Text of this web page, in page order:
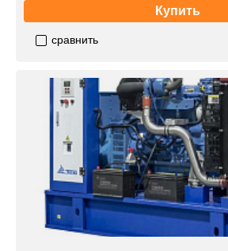
Купить
сравнить